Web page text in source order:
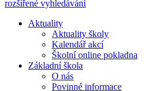
rozšířené vyhledávání
Aktuality
Aktuality školy
Kalendář akcí
Školní online pokladna
Základní škola
O nás
Povinné informace